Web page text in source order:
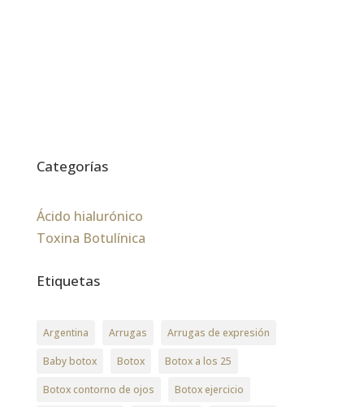
Categorías
Ácido hialurónico
Toxina Botulínica
Etiquetas
Argentina Arrugas Arrugas de expresión
Baby botox Botox Botox a los 25
Botox contorno de ojos Botox ejercicio